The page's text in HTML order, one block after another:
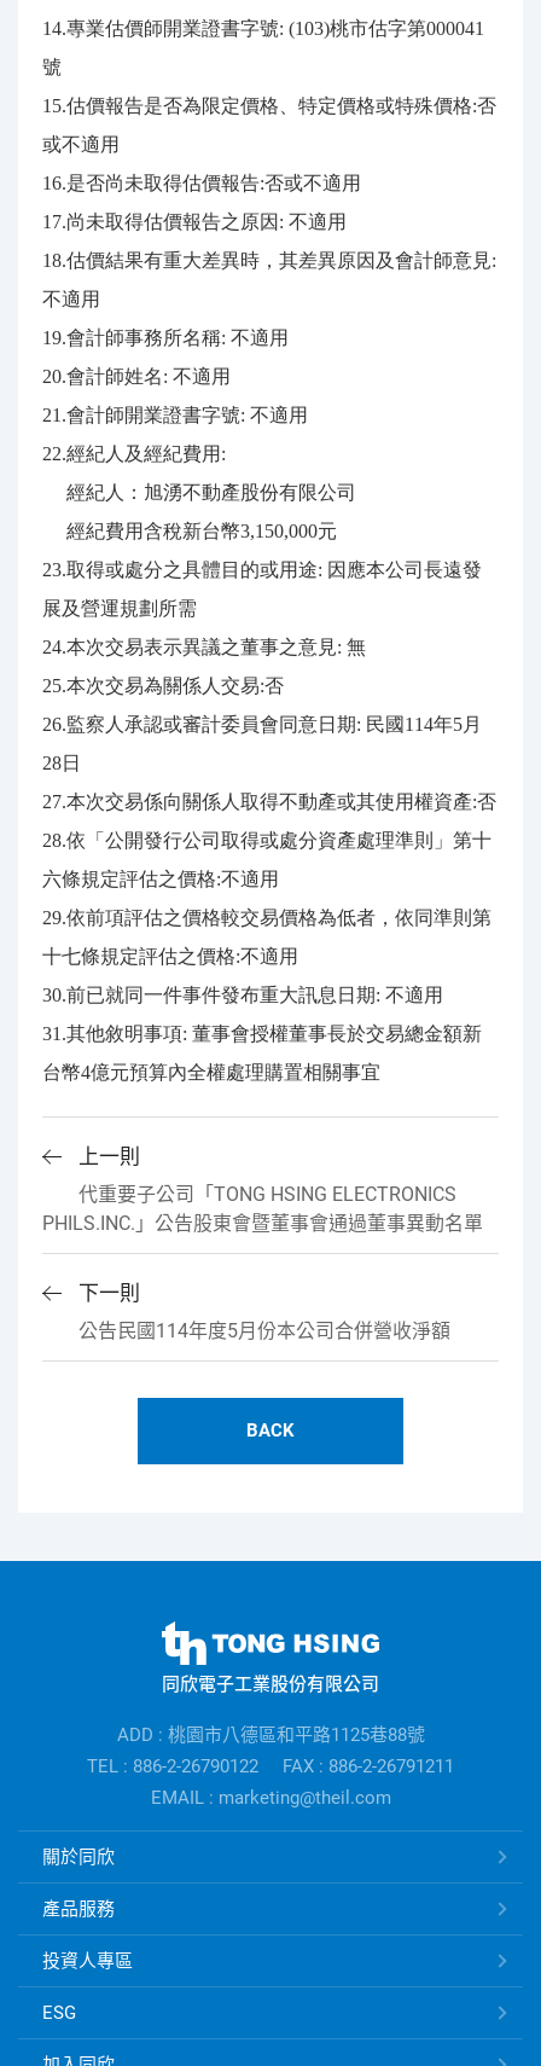
14.專業估價師開業證書字號: (103)桃市估字第000041
號
15.估價報告是否為限定價格、特定價格或特殊價格:否
或不適用
16.是否尚未取得估價報告:否或不適用
17.尚未取得估價報告之原因: 不適用
18.估價結果有重大差異時，其差異原因及會計師意見:
不適用
19.會計師事務所名稱: 不適用
20.會計師姓名: 不適用
21.會計師開業證書字號: 不適用
22.經紀人及經紀費用:
經紀人：旭湧不動產股份有限公司
經紀費用含稅新台幣3,150,000元
23.取得或處分之具體目的或用途: 因應本公司長遠發
展及營運規劃所需
24.本次交易表示異議之董事之意見: 無
25.本次交易為關係人交易:否
26.監察人承認或審計委員會同意日期: 民國114年5月
28日
27.本次交易係向關係人取得不動產或其使用權資產:否
28.依「公開發行公司取得或處分資產處理準則」第十
六條規定評估之價格:不適用
29.依前項評估之價格較交易價格為低者，依同準則第
十七條規定評估之價格:不適用
30.前已就同一件事件發布重大訊息日期: 不適用
31.其他敘明事項: 董事會授權董事長於交易總金額新
台幣4億元預算內全權處理購置相關事宜
上一則
代重要子公司「TONG HSING ELECTRONICS
PHILS.INC.」公告股東會暨董事會通過董事異動名單
下一則
公告民國114年度5月份本公司合併營收淨額
BACK
訊
同欣電子工業股份有限公司
ADD : 桃園市八德區和平路1125巷88號
TEL : 886-2-26790122
FAX : 886-2-26791211
EMAIL : marketing@theil.com
子
速
結
關於同欣
產品服務
投資人專區
ESG